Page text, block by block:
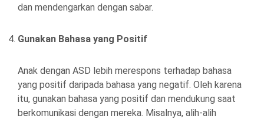
dan mendengarkan dengan sabar.
Gunakan Bahasa yang Positif
Anak dengan ASD lebih merespons terhadap bahasa
yang positif daripada bahasa yang negatif. Oleh karena
itu, gunakan bahasa yang positif dan mendukung saat
berkomunikasi dengan mereka. Misalnya, alih-alih